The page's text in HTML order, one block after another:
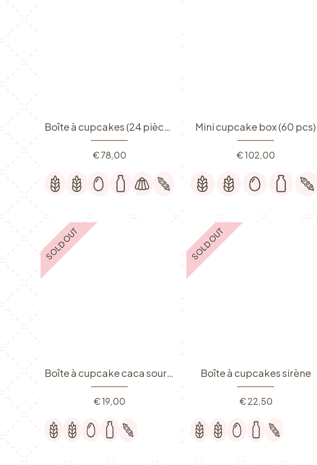
Boîte à cupcakes (24 pièces)
€78,00
Mini cupcake box (60 pcs)
€102,00
SOLD OUT
Boîte à cupcake caca souriante
€19,00
SOLD OUT
Boîte à cupcakes sirène
€22,50